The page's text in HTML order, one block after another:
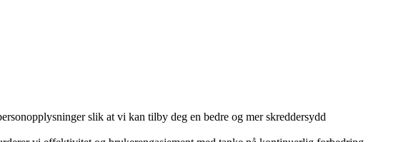
slik at vi kan tilby deg en bedre og mer skreddersydd